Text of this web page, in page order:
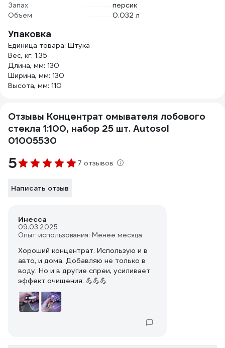
Запах
персик
Объем
0.032 л
Упаковка
Единица товара: Штука
Вес, кг: 1.35
Длина, мм: 130
Ширина, мм: 130
Высота, мм: 110
Отзывы Концентрат омывателя лобового
стекла 1:100, набор 25 шт. Autosol
01005530
5 7 отзывов
Написать отзыв
Инесса
09.03.2025
Опыт использования: Менее месяца
Хороший концентрат. Использую и в
авто, и дома. Добавляю не только в
воду. Но и в другие спреи, усиливает
эффект очищения. 💪💪💪